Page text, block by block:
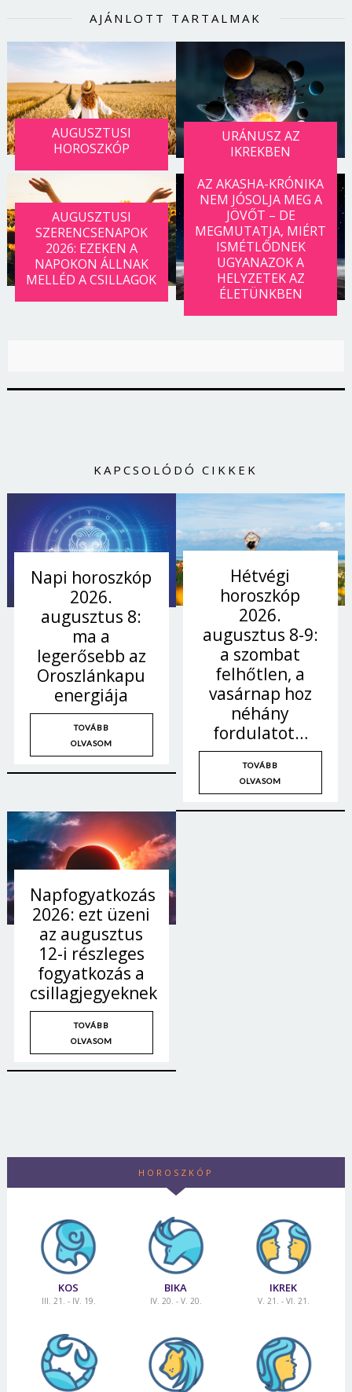
AJÁNLOTT TARTALMAK
AUGUSZTUSI
HOROSZKÓP
URÁNUSZ AZ
IKREKBEN
AUGUSZTUSI
SZERENCSENAPOK
2026: EZEKEN A
NAPOKON ÁLLNAK
MELLÉD A CSILLAGOK
AZ AKASHA-KRÓNIKA
NEM JÓSOLJA MEG A
JÖVŐT – DE
MEGMUTATJA, MIÉRT
ISMÉTLŐDNEK
UGYANAZOK A
HELYZETEK AZ
ÉLETÜNKBEN
KAPCSOLÓDÓ CIKKEK
Napi horoszkóp
2026.
augusztus 8:
ma a
legerősebb az
Oroszlánkapu
energiája
TOVÁBB
OLVASOM
Hétvégi
horoszkóp
2026.
augusztus 8-9:
a szombat
felhőtlen, a
vasárnap hoz
néhány
fordulatot…
TOVÁBB
OLVASOM
Napfogyatkozás
2026: ezt üzeni
az augusztus
12-i részleges
fogyatkozás a
csillagjegyeknek
TOVÁBB
OLVASOM
HOROSZKÓP
KOS
III. 21. - IV. 19.
BIKA
IV. 20. - V. 20.
IKREK
V. 21. - VI. 21.